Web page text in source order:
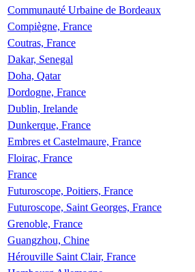
Communauté Urbaine de Bordeaux
Compiègne, France
Coutras, France
Dakar, Senegal
Doha, Qatar
Dordogne, France
Dublin, Irelande
Dunkerque, France
Embres et Castelmaure, France
Floirac, France
France
Futuroscope, Poitiers, France
Futuroscope, Saint Georges, France
Grenoble, France
Guangzhou, Chine
Hérouville Saint Clair, France